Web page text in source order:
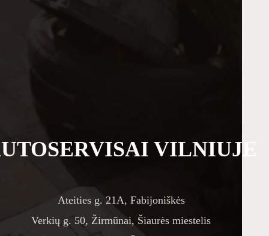
VILNIUJE
Ateities g. 21A, Fabijoniškės
Verkių g. 50, Žirmūnai, Šiaurės miestelis